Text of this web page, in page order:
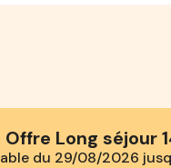
Long séjour
du 29/08/2026